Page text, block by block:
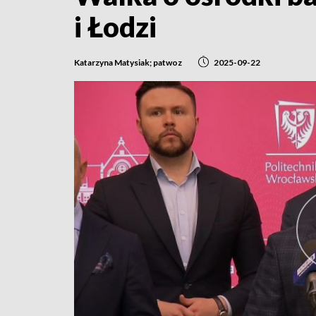
i Łodzi
Katarzyna Matysiak; patwoz 2025-09-22